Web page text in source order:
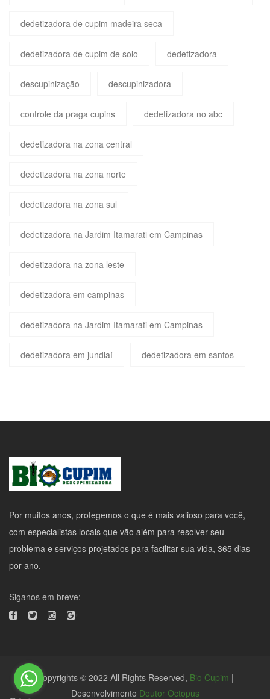
dedetizadora de cupim madeira seca
dedetizadora de cupim de solo dedetizadora
descupinização descupinizadora
controle da praga cupins dedetizadora no abc
dedetizadora na zona central
dedetizadora na zona norte
dedetizadora na zona sul
dedetizadora na Jardim Itamarati em Campinas
dedetizadora na zona leste
dedetizadora em campinas
dedetizadora na Jardim Itamarati em Campinas
dedetizadora em jundiaí dedetizadora em santos
Por muitos anos, protegemos o que é mais valioso para você,
com especialistas locais que vão além para resolver seu
problema e serviços projetados para facilitar sua vida, 365 dias
por ano.
Siganos em breve:
Copyrights © 2022 All Rights Reserved, Bio Cupim |
Desenvolvimento Doutor Octopus